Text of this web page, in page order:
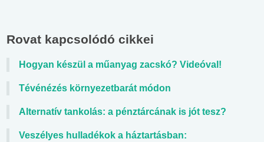
Rovat kapcsolódó cikkei
Hogyan készül a műanyag zacskó? Videóval!
Tévénézés környezetbarát módon
Alternatív tankolás: a pénztárcának is jót tesz?
Veszélyes hulladékok a háztartásban: